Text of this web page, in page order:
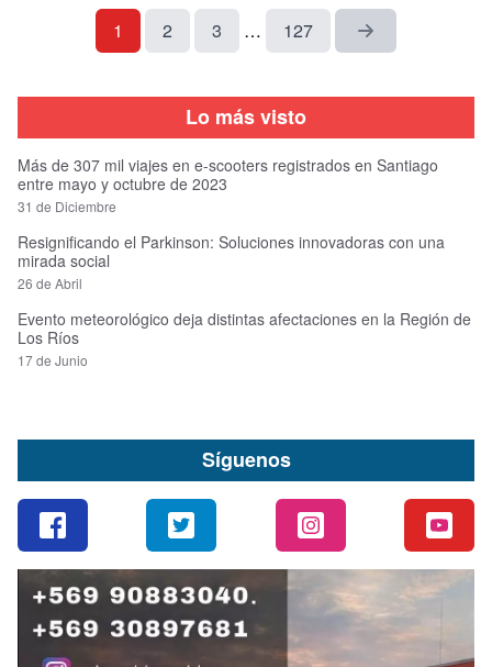
1 2 3 … 127
Lo más visto
Más de 307 mil viajes en e-scooters registrados en Santiago
entre mayo y octubre de 2023
31 de Diciembre
Resignificando el Parkinson: Soluciones innovadoras con una
mirada social
26 de Abril
Evento meteorológico deja distintas afectaciones en la Región de
Los Ríos
17 de Junio
Síguenos